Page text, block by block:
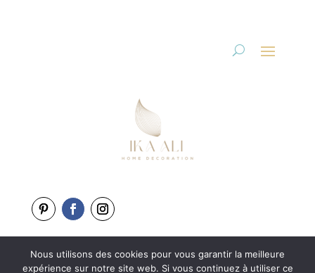
Copyright 2025-2026
Nous utilisons des cookies pour vous garantir la meilleure
expérience sur notre site web. Si vous continuez à utiliser ce